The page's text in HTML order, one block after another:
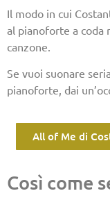
Il modo in cui
al pianoforte a coda
canzone.
Se vuoi suonare
pianoforte, dai
All of Me di
Così come